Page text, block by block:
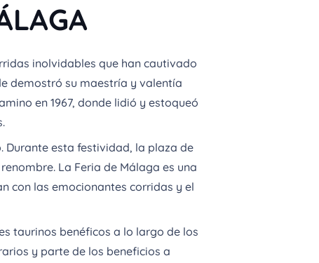
inolvidables que han cautivado
demostró su maestría y valentía
en 1967, donde lidió y estoqueó
Durante esta festividad, la plaza de
La Feria de Málaga es una
con las emocionantes corridas y el
taurinos benéficos a lo largo de los
y parte de los beneficios a